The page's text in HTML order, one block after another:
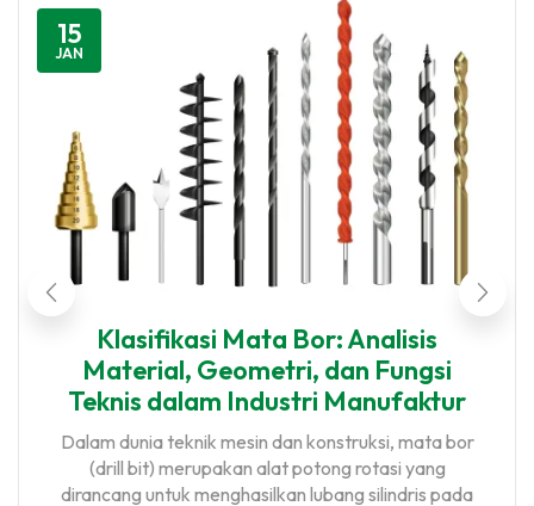
15
JAN
Klasifikasi Mata Bor: Analisis
Material, Geometri, dan Fungsi
Teknis dalam Industri Manufaktur
Dalam dunia teknik mesin dan konstruksi, mata bor
(drill bit) merupakan alat potong rotasi yang
dirancang untuk menghasilkan lubang silindris pada